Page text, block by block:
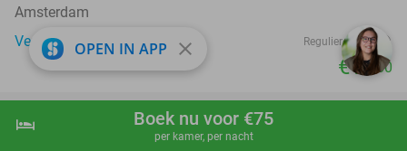
shopping_cart Boek nu
hotel Boek nu voor €75
per kamer, per nacht
Amsterdam
Verkocht: 524
Regulier €25
€12,50
favorite_border
Dagentree voor WILDLANDS Adventure Zoo
OPEN IN APP close